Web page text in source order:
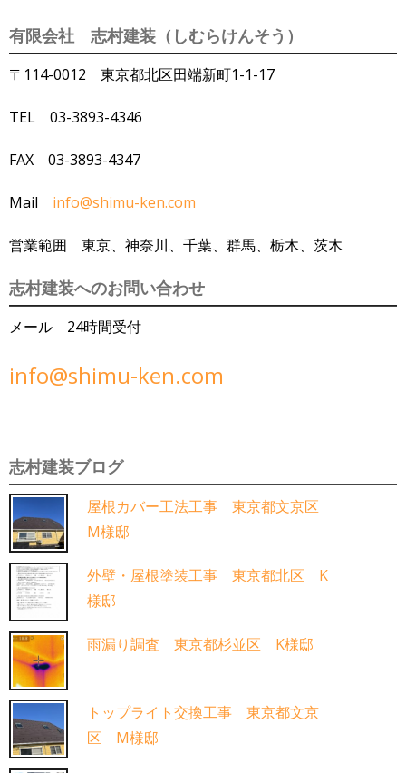
有限会社 志村建装（しむらけんそう）
〒114-0012 東京都北区田端新町1-1-17
TEL 03-3893-4346
FAX 03-3893-4347
Mail info@shimu-ken.com
営業範囲 東京、神奈川、千葉、群馬、栃木、茨木
志村建装へのお問い合わせ
メール 24時間受付
info@shimu-ken.com
志村建装ブログ
屋根カバー工法工事 東京都文京区
M様邸
外壁・屋根塗装工事 東京都北区 K
様邸
雨漏り調査 東京都杉並区 K様邸
トップライト交換工事 東京都文京
区 M様邸